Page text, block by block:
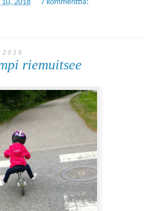
10, 2018 7 kommenttia:
riemuitsee